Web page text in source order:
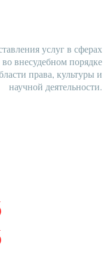
услуг в сферах
внесудебном порядке
права, культуры и
научной деятельности.